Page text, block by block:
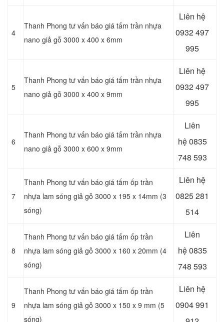
4
Thanh Phong tư vấn báo giá tấm trần nhựa
nano giả gỗ 3000 x 400 x 6mm
Liên hệ
0932 497
995
5
Thanh Phong tư vấn báo giá tấm trần nhựa
nano giả gỗ 3000 x 400 x 9mm
Liên hệ
0932 497
995
6
Thanh Phong tư vấn báo giá tấm trần nhựa
nano giả gỗ 3000 x 600 x 9mm
Liên
hệ0835
748 593
7
Thanh Phong tư vấn báo giá tấm ốp trần
nhựa lam sóng giả gỗ 3000 x 195 x 14mm (3
sóng)
Liên hệ
0825 281
514
8
Thanh Phong tư vấn báo giá tấm ốp trần
nhựa lam sóng giả gỗ 3000 x 160 x 20mm (4
sóng)
Liên
hệ0835
748 593
9
Thanh Phong tư vấn báo giá tấm ốp trần
nhựa lam sóng giả gỗ 3000 x 150 x 9 mm (5
sóng)
Liên hệ
0904 991